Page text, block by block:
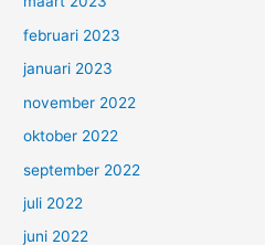
februari 2023
januari 2023
november 2022
oktober 2022
september 2022
juli 2022
juni 2022